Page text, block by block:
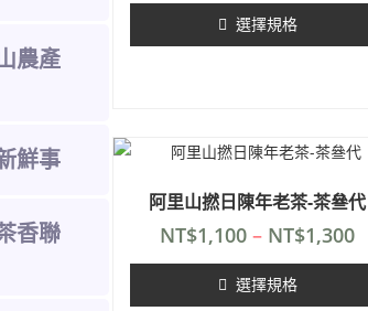
農產
鮮事
香聯
選擇規格
阿里山撚日陳年老茶-茶叄代
NT$1,100 – NT$1,300
選擇規格